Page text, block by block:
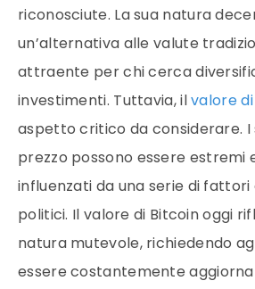
riconosciute. La sua natura
un’alternativa alle valute
attraente per chi cerca
investimenti. Tuttavia, ilvalore
aspetto critico da considerare. I
prezzo possono essere estremi
influenzati da una serie di fattori
politici. Il valore di Bitcoin oggi
natura mutevole, richiedendo
essere costantemente